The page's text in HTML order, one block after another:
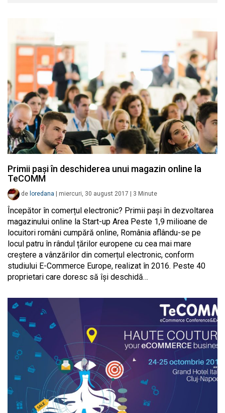
Primii pași în deschiderea unui magazin online la
TeCOMM
de loredana miercuri, 30 august 2017 3 Minute
Începător în comerțul electronic? Primii pași în dezvoltarea
magazinului online la Start-up Area Peste 1,9 milioane de
locuitori români cumpără online, România aflându-se pe
locul patru în rândul țărilor europene cu cea mai mare
creștere a vânzărilor din comerțul electronic, conform
studiului E-Commerce Europe, realizat în 2016. Peste 40
proprietari care doresc să își deschidă…